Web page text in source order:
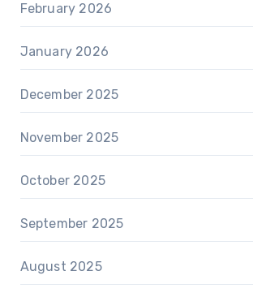
February 2026
January 2026
December 2025
November 2025
October 2025
September 2025
August 2025